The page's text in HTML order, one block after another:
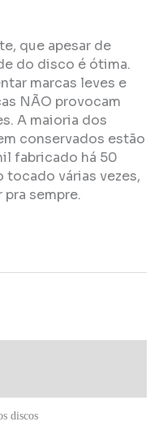
que apesar de
do disco é ótima.
marcas leves e
NÃO provocam
A maioria dos
conservados estão
fabricado há 50
tocado várias vezes,
sempre.
discos